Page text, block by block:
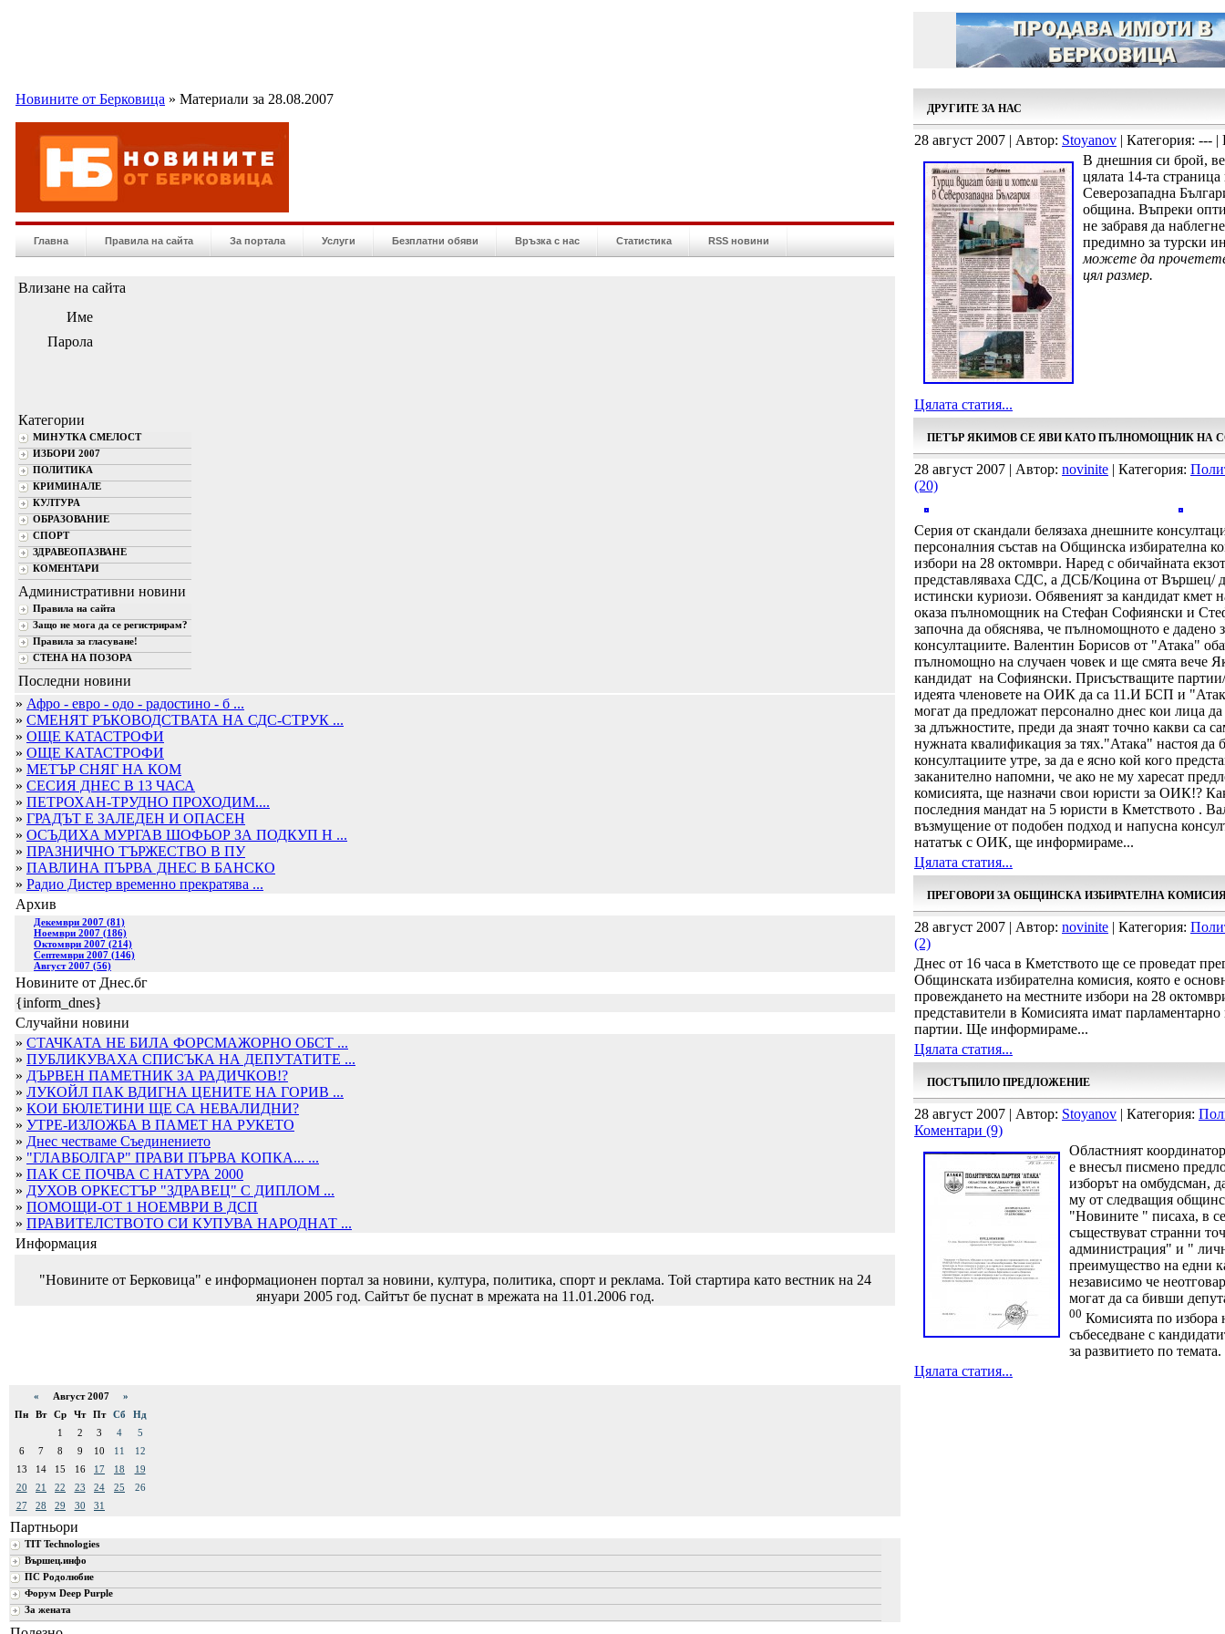
Новините от Берковица » Материали за 28.08.2007
Главна Правила на сайта За портала Услуги Безплатни обяви Връзка с нас Статистика RSS новини
Влизане на сайта
Име
Парола
Категории
МИНУТКА СМЕЛОСТ
ИЗБОРИ 2007
ПОЛИТИКА
КРИМИНАЛЕ
КУЛТУРА
ОБРАЗОВАНИЕ
СПОРТ
ЗДРАВЕОПАЗВАНЕ
КОМЕНТАРИ
Административни новини
Правила на сайта
Защо не мога да се регистрирам?
Правила за гласуване!
СТЕНА НА ПОЗОРА
Последни новини
» Афро - евро - одо - радостино - б ...
» СМЕНЯТ РЪКОВОДСТВАТА НА СДС-СТРУК ...
» ОЩЕ КАТАСТРОФИ
» ОЩЕ КАТАСТРОФИ
» МЕТЪР СНЯГ НА КОМ
» СЕСИЯ ДНЕС В 13 ЧАСА
» ПЕТРОХАН-ТРУДНО ПРОХОДИМ....
» ГРАДЪТ Е ЗАЛЕДЕН И ОПАСЕН
» ОСЪДИХА МУРГАВ ШОФЬОР ЗА ПОДКУП Н ...
» ПРАЗНИЧНО ТЪРЖЕСТВО В ПУ
» ПАВЛИНА ПЪРВА ДНЕС В БАНСКО
» Радио Дистер временно прекратява ...
Архив
Декември 2007 (81)
Ноември 2007 (186)
Октомври 2007 (214)
Септември 2007 (146)
Август 2007 (56)
Новините от Днес.бг
{inform_dnes}
Случайни новини
» СТАЧКАТА НЕ БИЛА ФОРСМАЖОРНО ОБСТ ...
» ПУБЛИКУВАХА СПИСЪКА НА ДЕПУТАТИТЕ ...
» ДЪРВЕН ПАМЕТНИК ЗА РАДИЧКОВ!?
» ЛУКОЙЛ ПАК ВДИГНА ЦЕНИТЕ НА ГОРИВ ...
» КОИ БЮЛЕТИНИ ЩЕ СА НЕВАЛИДНИ?
» УТРЕ-ИЗЛОЖБА В ПАМЕТ НА РУКЕТО
» Днес честваме Съединението
» "ГЛАВБОЛГАР" ПРАВИ ПЪРВА КОПКА... ...
» ПАК СЕ ПОЧВА С НАТУРА 2000
» ДУХОВ ОРКЕСТЪР "ЗДРАВЕЦ" С ДИПЛОМ ...
» ПОМОЩИ-ОТ 1 НОЕМВРИ В ДСП
» ПРАВИТЕЛСТВОТО СИ КУПУВА НАРОДНАТ ...
Информация
"Новините от Берковица" е информационен портал за новини, култура, политика, спорт и реклама. Той стартира като вестник на 24
януари 2005 год. Сайтът бе пуснат в мрежата на 11.01.2006 год.
ДРУГИТЕ ЗА НАС
28 август 2007 | Автор: Stoyanov | Категория: ---
В днешния си брой,
цялата 14-та
Северозападна
община. Въпреки
не забравя да
предимно за турски
можете да
цял размер.
Цялата статия...
ПЕТЪР ЯКИМОВ СЕ ЯВИ КАТО ПЪЛНОМОЩНИК НА
28 август 2007 | Автор: novinite | Категория:
(20)
Серия от скандали белязаха днешните
персоналния състав на Общинска избирателна
избори на 28 октомври. Наред с обичайната
представляваха СДС, а ДСБ/Коцина от Вършец/
истински куриози. Обявеният за кандидат
оказа пълномощник на Стефан Софиянски и
започна да обяснява, че пълномощното е дадено
консултациите. Валентин Борисов от "Атака"
пълномощно на случаен човек и ще смята вече
кандидат на Софиянски. Присъстващите
идеята членовете на ОИК да са 11.И БСП и
могат да предложат персонално днес кои лица
за длъжностите, преди да знаят точно какви са
нужната квалификация за тях."Атака" настоя да
консултациите утре, за да е ясно кой кого
заканително напомни, че ако не му харесат
комисията, ще назначи свои юристи за ОИК!?
последния мандат на 5 юристи в Кметството .
възмущение от подобен подход и напусна
нататък с ОИК, ще информираме...
Цялата статия...
ПРЕГОВОРИ ЗА ОБЩИНСКА ИЗБИРАТЕЛНА
28 август 2007 | Автор: novinite | Категория:
(2)
Днес от 16 часа в Кметството ще се проведат
Общинската избирателна комисия, която е
провеждането на местните избори на 28
представители в Комисията имат
партии. Ще информираме...
Цялата статия...
ПОСТЪПИЛО ПРЕДЛОЖЕНИЕ
28 август 2007 | Автор: Stoyanov | Категория:
Коментари (9)
Областният
е внесъл писмено
изборът на омбудсман,
му от следващия
"Новините " писаха, в
съществуват странни
администрация" и "
преимущество на едни
независимо че
могат да са бивши
00 Комисията по
събеседване с
за развитието по темата.
Цялата статия...
« Август 2007 »
Пн
Вт Ср Чт Пт Сб
Нд
1
2 3 4
5
6
7 8 9 10 11
12
13
14 15 16 17 18
19
20
21 22 23 24 25
26
27
28 29 30 31
Партньори
TIT Technologies
Вършец.инфо
ПС Родолюбие
Форум Deep Purple
За жената